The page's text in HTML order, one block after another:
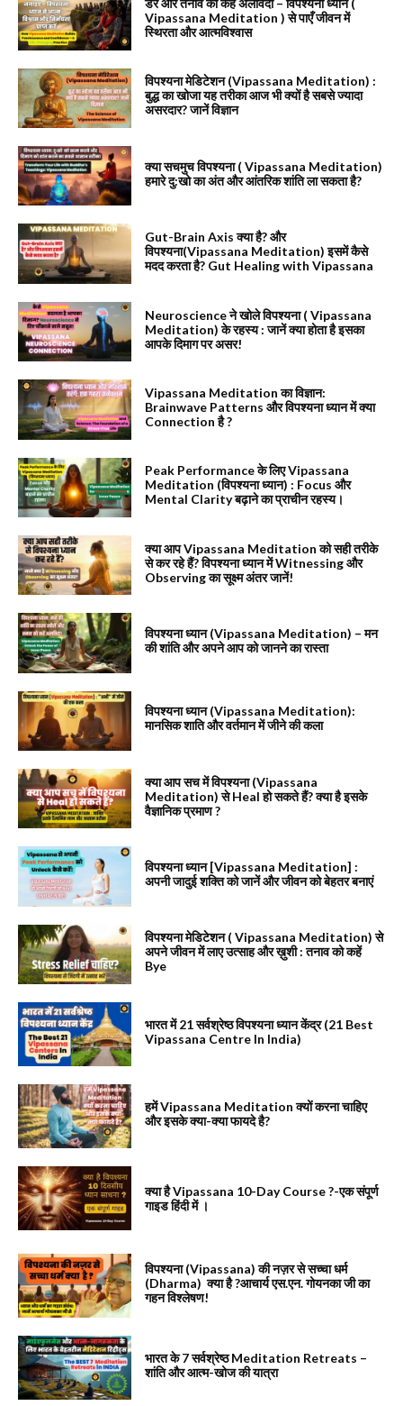
डर और तनाव को कहें अलविदा – विपश्यना ध्यान (
Vipassana Meditation ) से पाएँ जीवन में
स्थिरता और आत्मविश्वास
विपश्यना मेडिटेशन (Vipassana Meditation) :
बुद्ध का खोजा यह तरीका आज भी क्यों है सबसे ज्यादा
असरदार? जानें विज्ञान
क्या सचमुच विपश्यना ( Vipassana Meditation)
हमारे दु:खो का अंत और आंतरिक शांति ला सकता है?
Gut-Brain Axis क्या है? और
विपश्यना(Vipassana Meditation) इसमें कैसे
मदद करता है? Gut Healing with Vipassana
Neuroscience ने खोले विपश्यना ( Vipassana
Meditation) के रहस्य : जानें क्या होता है इसका
आपके दिमाग पर असर!
Vipassana Meditation का विज्ञान:
Brainwave Patterns और विपश्यना ध्यान में क्या
Connection है ?
Peak Performance के लिए Vipassana
Meditation (विपश्यना ध्यान) : Focus और
Mental Clarity बढ़ाने का प्राचीन रहस्य।
क्या आप Vipassana Meditation को सही तरीके
से कर रहे हैं? विपश्यना ध्यान में Witnessing और
Observing का सूक्ष्म अंतर जानें!
विपश्यना ध्यान (Vipassana Meditation) – मन
की शांति और अपने आप को जानने का रास्ता
विपश्यना ध्यान (Vipassana Meditation):
मानसिक शाति और वर्तमान में जीने की कला
क्या आप सच में विपश्यना (Vipassana
Meditation) से Heal हो सकते हैं? क्या है इसके
वैज्ञानिक प्रमाण ?
विपश्यना ध्यान [Vipassana Meditation] :
अपनी जादुई शक्ति को जानें और जीवन को बेहतर बनाएं
विपश्यना मेडिटेशन ( Vipassana Meditation) से
अपने जीवन में लाए उत्साह और ख़ुशी : तनाव को कहें
Bye
भारत में 21 सर्वश्रेष्ठ विपश्यना ध्यान केंद्र (21 Best
Vipassana Centre In India)
हमें Vipassana Meditation क्यों करना चाहिए
और इसके क्या-क्या फायदे है?
क्या है Vipassana 10-Day Course ?-एक संपूर्ण
गाइड हिंदी में ।
विपश्यना (Vipassana) की नज़र से सच्चा धर्म
(Dharma) क्या है ?आचार्य एस.एन. गोयनका जी का
गहन विश्लेषण!
भारत के 7 सर्वश्रेष्ठ Meditation Retreats –
शांति और आत्म-खोज की यात्रा